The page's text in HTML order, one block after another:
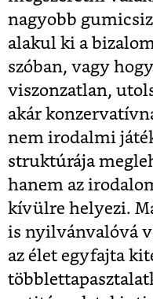
nagyobb
alakul ki a
szóban, vagy
viszonzatlan,
akár
nem irodalmi
struktúrája
hanem az
kívülre helyezi.
is nyilvánvalóvá
az élet egyfajta